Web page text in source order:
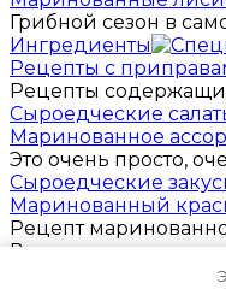
Грибной сезон в
Ингредиенты
Рецепты с
Рецепты
Сыроедческие
Маринованное
Это очень просто,
Сыроедческие
Маринованный
Рецепт
Все права защищены